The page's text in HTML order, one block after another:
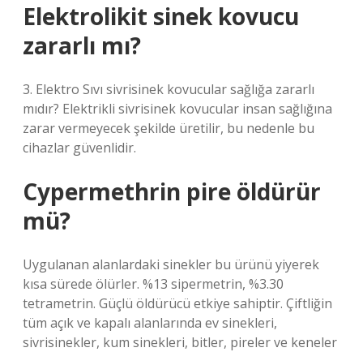
Elektrolikit sinek kovucu
zararlı mı?
3. Elektro Sıvı sivrisinek kovucular sağlığa zararlı
mıdır? Elektrikli sivrisinek kovucular insan sağlığına
zarar vermeyecek şekilde üretilir, bu nedenle bu
cihazlar güvenlidir.
Cypermethrin pire öldürür
mü?
Uygulanan alanlardaki sinekler bu ürünü yiyerek
kısa sürede ölürler. %13 sipermetrin, %3.30
tetrametrin. Güçlü öldürücü etkiye sahiptir. Çiftliğin
tüm açık ve kapalı alanlarında ev sinekleri,
sivrisinekler, kum sinekleri, bitler, pireler ve keneler